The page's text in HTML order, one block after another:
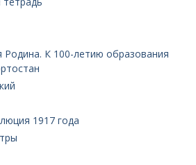
Родина. К 100-летию образования
1917 года